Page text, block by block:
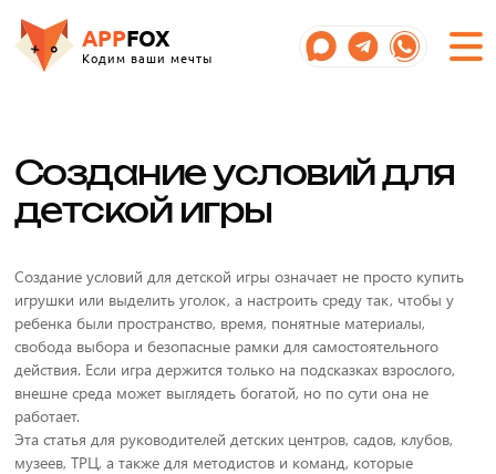
APPFOX
Кодим ваши мечты
Создание условий для
детской игры
Создание условий для детской игры означает не просто купить
игрушки или выделить уголок, а настроить среду так, чтобы у
ребенка были пространство, время, понятные материалы,
свобода выбора и безопасные рамки для самостоятельного
действия. Если игра держится только на подсказках взрослого,
внешне среда может выглядеть богатой, но по сути она не
работает.
Эта статья для руководителей детских центров, садов, клубов,
музеев, ТРЦ, а также для методистов и команд, которые